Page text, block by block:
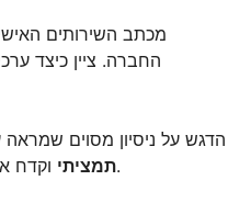
מכתב השירותים
החברה. ציין כיצד
הדגש על ניסיון מסוים
תמציתיוקדח את הייחוד שאתה מביא לשולחן.